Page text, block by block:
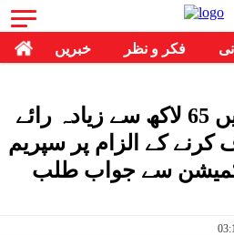
خبریں فکر و نظر
بہار ایس آئی آر میں 65 لاکھ سے زیادہ رائے
کرنے کے الزام پر سپریم
سے جواب طلب